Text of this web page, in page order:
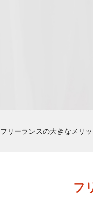
フリーランスの大きなメリ
フ